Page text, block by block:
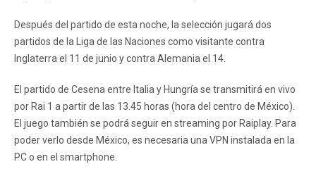
Después del partido de esta noche, la selección jugará dos
partidos de la Liga de las Naciones como visitante contra
Inglaterra el 11 de junio y contra Alemania el 14.
El partido de Cesena entre Italia y Hungría se transmitirá en vivo
por Rai 1 a partir de las 13.45 horas (hora del centro de México).
El juego también se podrá seguir en streaming por Raiplay. Para
poder verlo desde México, es necesaria una VPN instalada en la
PC o en el smartphone.